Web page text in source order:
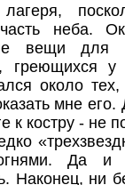
лагеря,
неба.
вещи для
греющихся
около
мне
к костру - не
Да
Наконец, ни